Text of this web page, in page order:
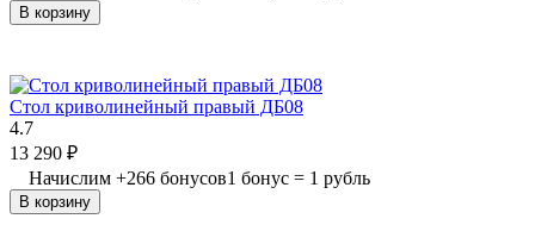
В корзину
Стол криволинейный правый ДБ08
4.7
13 290 ₽
Начислим +266 бонусов1 бонус = 1 рубль
В корзину